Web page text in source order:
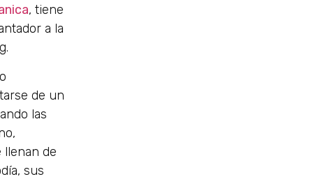
, tiene
a la
de un
las
llenan de
sus